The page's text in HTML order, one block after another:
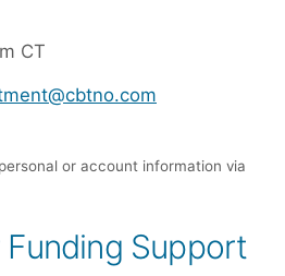
CT
or account information via
Support